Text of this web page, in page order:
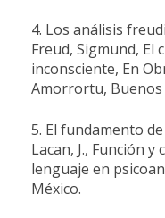
4. Los análisis
Freud, Sigmund, El
inconsciente, En
Amorrortu, Buenos
5. El fundamento
Lacan, J., Función
lenguaje en
México.